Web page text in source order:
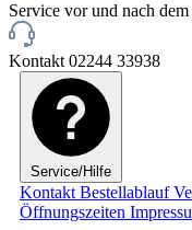
Service vor und nach
Kontakt 02244 33938
Service/Hilfe
Kontakt Bestellablauf
Öffnungszeiten